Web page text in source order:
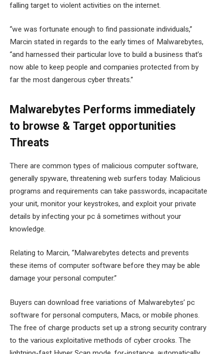
falling target to violent activities on the internet.
“we was fortunate enough to find passionate individuals,”
Marcin stated in regards to the early times of Malwarebytes,
“and harnessed their particular love to build a business that’s
now able to keep people and companies protected from by
far the most dangerous cyber threats.”
Malwarebytes Performs immediately
to browse & Target opportunities
Threats
There are common types of malicious computer software,
generally spyware, threatening web surfers today. Malicious
programs and requirements can take passwords, incapacitate
your unit, monitor your keystrokes, and exploit your private
details by infecting your pc â sometimes without your
knowledge.
Relating to Marcin, “Malwarebytes detects and prevents
these items of computer software before they may be able
damage your personal computer.”
Buyers can download free variations of Malwarebytes’ pc
software for personal computers, Macs, or mobile phones.
The free of charge products set up a strong security contrary
to the various exploitative methods of cyber crooks. The